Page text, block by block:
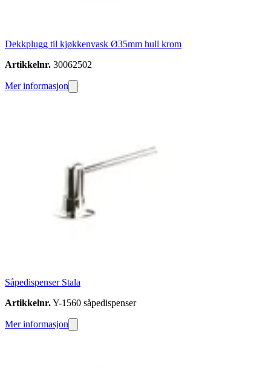
Dekkplugg til kjøkkenvask Ø35mm hull krom
Artikkelnr. 30062502
Mer informasjon
Såpedispenser Stala
Artikkelnr.Y-1560 såpedispenser
Mer informasjon